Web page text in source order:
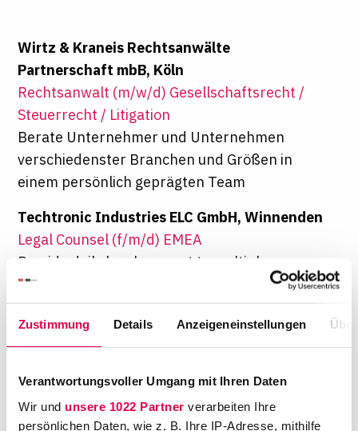
Zustimmung Details Anzeigeneinstellungen
Verantwortungsvoller Umgang mit Ihren Daten
Wir und unsere 1022 Partner verarbeiten Ihre
persönlichen Daten, wie z. B. Ihre IP-Adresse, mithilfe
Wirtz & Kraneis Rechtsanwälte
Partnerschaft mbB, Köln
Rechtsanwalt (m/w/d) Gesellschaftsrecht /
Steuerrecht / Litigation
Berate Unternehmer und Unternehmen
verschiedenster Branchen und Größen in
einem persönlich geprägten Team
Techtronic Industries ELC GmbH, Winnenden
Legal Counsel (f/m/d) EMEA
Provide daily legal support to multiple
companies across the EMEA region
DLA Piper UK LLP, Düsseldorf
Berate in- und ausländische Mandate
(Corporates und Finanzinvestoren) bei